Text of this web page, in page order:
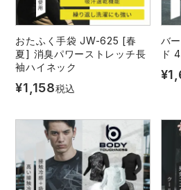
おたふく手袋 JW-625 [春
夏] 消臭パワーストレッチ長
袖ハイネック
¥1,158税込
バ
ド
¥